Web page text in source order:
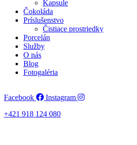
Kapsule
Čokoláda
Príslušenstvo
Čistiace prostriedky
Porcelán
Služby
O nás
Blog
Fotogaléria
Facebook
Instagram
+421 918 124 080